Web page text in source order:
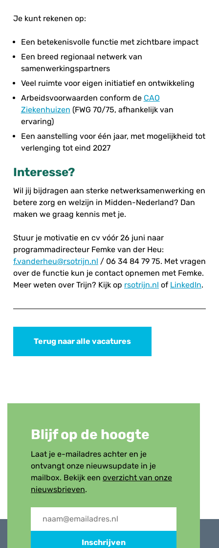
Je kunt rekenen op:
Een betekenisvolle functie met zichtbare impact
Een breed regionaal netwerk van
samenwerkingspartners
Veel ruimte voor eigen initiatief en ontwikkeling
Arbeidsvoorwaarden conform de CAO
Ziekenhuizen (FWG 70/75, afhankelijk van
ervaring)
Een aanstelling voor één jaar, met mogelijkheid tot
verlenging tot eind 2027
Interesse?
Wil jij bijdragen aan sterke netwerksamenwerking en
betere zorg en welzijn in Midden-Nederland? Dan
maken we graag kennis met je.
Stuur je motivatie en cv vóór 26 juni naar
programmadirecteur Femke van der Heu:
f.vanderheu@rsotrijn.nl / 06 34 84 79 75. Met vragen
over de functie kun je contact opnemen met Femke.
Meer weten over Trijn? Kijk op rsotrijn.nl of LinkedIn.
Terug naar alle vacatures
Blijf op de hoogte
Laat je e-mailadres achter en je
ontvangt onze nieuwsupdate in je
mailbox. Bekijk een overzicht van onze
nieuwsbrieven.
Inschrijven